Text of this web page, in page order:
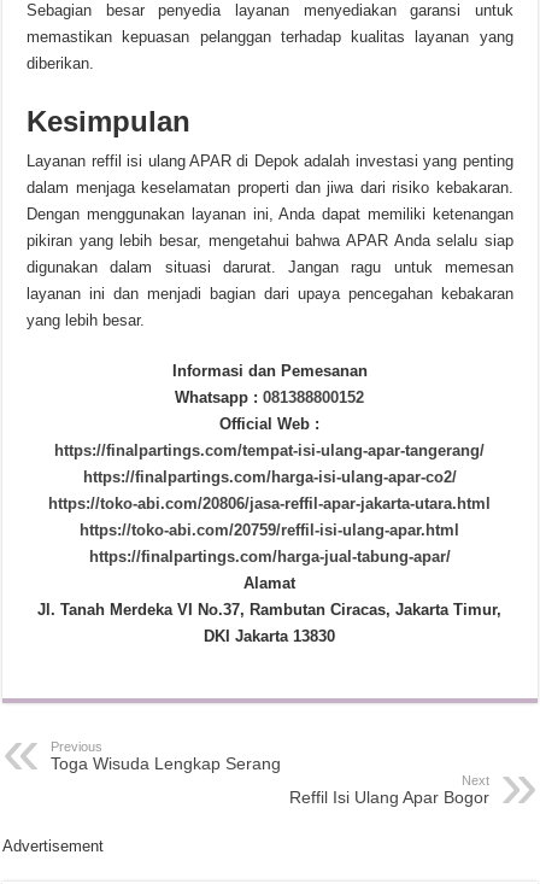
Sebagian besar penyedia layanan menyediakan garansi untuk
memastikan kepuasan pelanggan terhadap kualitas layanan yang
diberikan.
Kesimpulan
Layanan reffil isi ulang APAR di Depok adalah investasi yang penting
dalam menjaga keselamatan properti dan jiwa dari risiko kebakaran.
Dengan menggunakan layanan ini, Anda dapat memiliki ketenangan
pikiran yang lebih besar, mengetahui bahwa APAR Anda selalu siap
digunakan dalam situasi darurat. Jangan ragu untuk memesan
layanan ini dan menjadi bagian dari upaya pencegahan kebakaran
yang lebih besar.
Informasi dan Pemesanan
Whatsapp :081388800152
Official Web :
https://finalpartings.com/tempat-isi-ulang-apar-tangerang/
https://finalpartings.com/harga-isi-ulang-apar-co2/
https://toko-abi.com/20806/jasa-reffil-apar-jakarta-utara.html
https://toko-abi.com/20759/reffil-isi-ulang-apar.html
https://finalpartings.com/harga-jual-tabung-apar/
Alamat
Jl. Tanah Merdeka VI No.37, Rambutan Ciracas, Jakarta Timur,
DKI Jakarta 13830
Previous
Toga Wisuda Lengkap Serang
Next
Reffil Isi Ulang Apar Bogor
Advertisement